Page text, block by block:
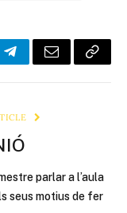
TelegramEmail Copy
parlar a l’aula
seus motius de fer